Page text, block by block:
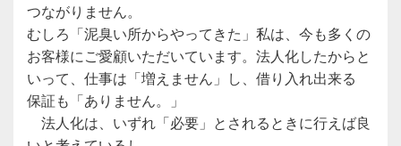
つながりません。
むしろ「泥臭い所からやってきた」私は、今も多くの
お客様にご愛顧いただいています。法人化したからと
いって、仕事は「増えません」し、借り入れ出来る
保証も「ありません。」
法人化は、いずれ「必要」とされるときに行えば良